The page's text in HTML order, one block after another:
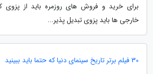
برای خرید و فروش های روزمره باید از پزوی
خارجی ها باید پزوی تبدیل پذیر...
30 فیلم برتر تاریخ سینمای دنیا که حتما باید ببینید